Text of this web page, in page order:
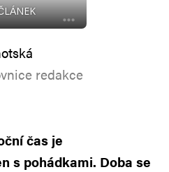
redakce
čas je
s pohádkami. Doba se